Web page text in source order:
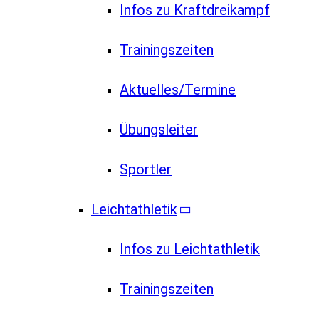
Infos zu Kraftdreikampf
Trainingszeiten
Aktuelles/Termine
Übungsleiter
Sportler
Leichtathletik
Infos zu Leichtathletik
Trainingszeiten